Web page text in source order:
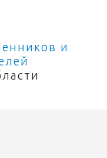
и